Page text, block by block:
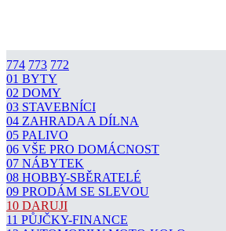
774 773 772
01 BYTY
02 DOMY
03 STAVEBNÍCI
04 ZAHRADA A DÍLNA
05 PALIVO
06 VŠE PRO DOMÁCNOST
07 NÁBYTEK
08 HOBBY-SBĚRATELÉ
09 PRODÁM SE SLEVOU
10 DARUJI
11 PŮJČKY-FINANCE